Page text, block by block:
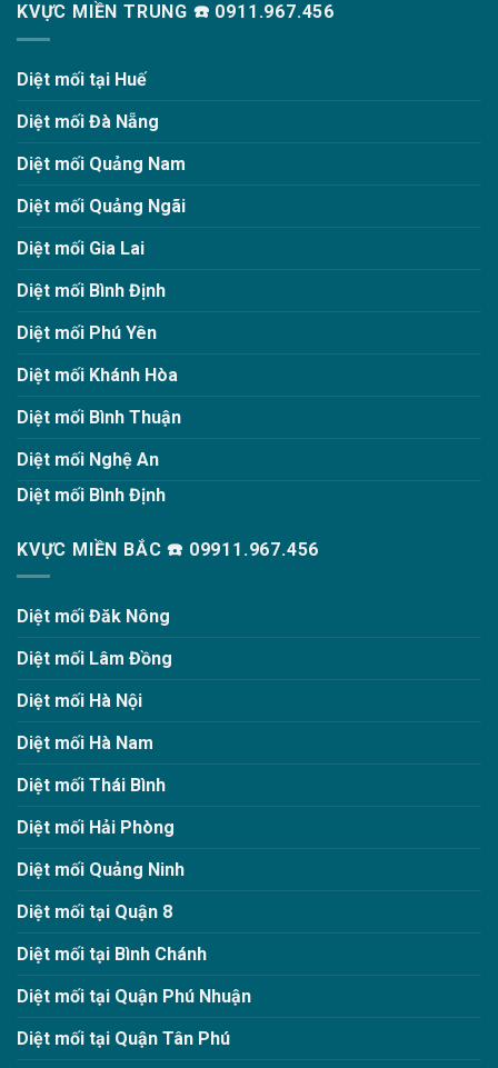
KVỰC MIỀN TRUNG ☎️ 0911.967.456
Diệt mối tại Huế
Diệt mối Đà Nẵng
Diệt mối Quảng Nam
Diệt mối Quảng Ngãi
Diệt mối Gia Lai
Diệt mối Bình Định
Diệt mối Phú Yên
Diệt mối Khánh Hòa
Diệt mối Bình Thuận
Diệt mối Nghệ An
Diệt mối Bình Định
KVỰC MIỀN BẮC ☎️ 09911.967.456
Diệt mối Đăk Nông
Diệt mối Lâm Đồng
Diệt mối Hà Nội
Diệt mối Hà Nam
Diệt mối Thái Bình
Diệt mối Hải Phòng
Diệt mối Quảng Ninh
Diệt mối tại Quận 8
Diệt mối tại Bình Chánh
Diệt mối tại Quận Phú Nhuận
Diệt mối tại Quận Tân Phú